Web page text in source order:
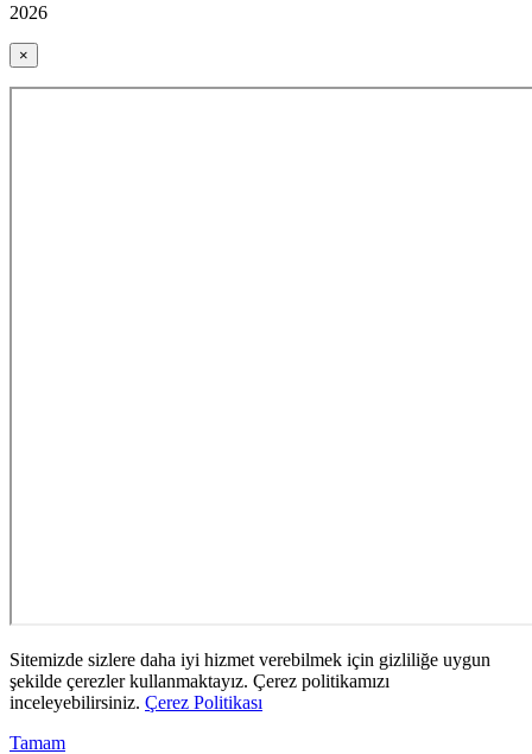
2026
×
Sitemizde sizlere daha iyi hizmet verebilmek için gizliliğe uygun
şekilde çerezler kullanmaktayız. Çerez politikamızı
inceleyebilirsiniz. Çerez Politikası
Tamam